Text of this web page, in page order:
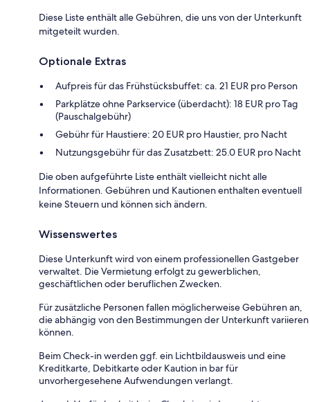
Diese Liste enthält alle Gebühren, die uns von der Unterkunft
mitgeteilt wurden.
Optionale Extras
Aufpreis für das Frühstücksbuffet: ca. 21 EUR pro Person
Parkplätze ohne Parkservice (überdacht): 18 EUR pro Tag
(Pauschalgebühr)
Gebühr für Haustiere: 20 EUR pro Haustier, pro Nacht
Nutzungsgebühr für das Zusatzbett: 25.0 EUR pro Nacht
Die oben aufgeführte Liste enthält vielleicht nicht alle
Informationen. Gebühren und Kautionen enthalten eventuell
keine Steuern und können sich ändern.
Wissenswertes
Diese Unterkunft wird von einem professionellen Gastgeber
verwaltet. Die Vermietung erfolgt zu gewerblichen,
geschäftlichen oder beruflichen Zwecken.
Für zusätzliche Personen fallen möglicherweise Gebühren an,
die abhängig von den Bestimmungen der Unterkunft variieren
können.
Beim Check-in werden ggf. ein Lichtbildausweis und eine
Kreditkarte, Debitkarte oder Kaution in bar für
unvorhergesehene Aufwendungen verlangt.